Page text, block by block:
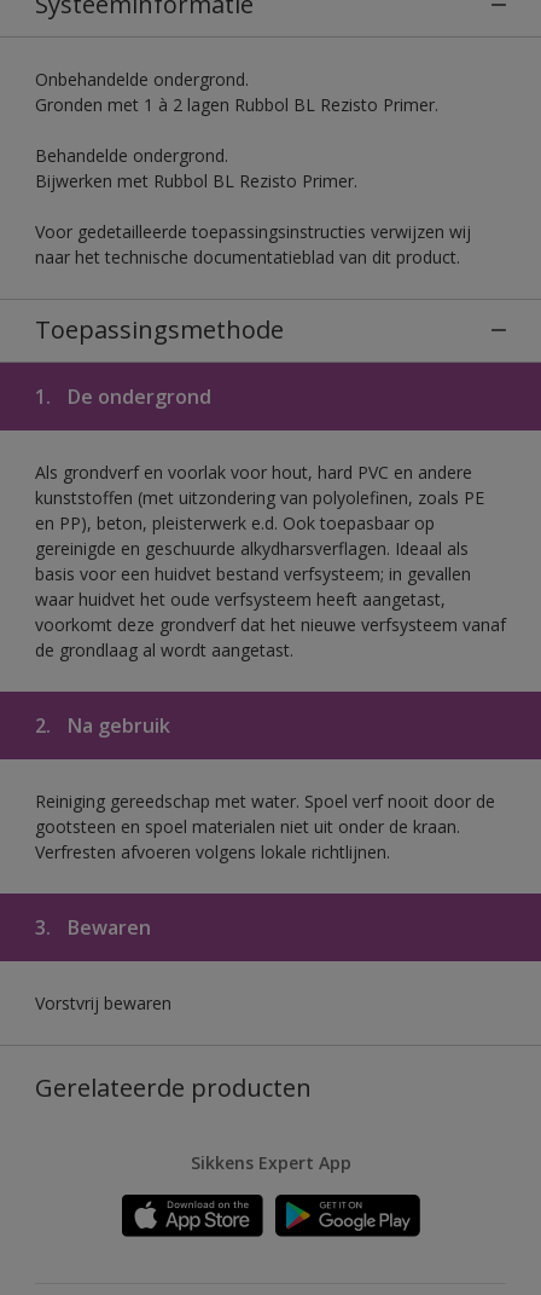
Onbehandelde ondergrond.
Gronden met 1 à 2 lagen Rubbol BL Rezisto Primer.
Behandelde ondergrond.
Bijwerken met Rubbol BL Rezisto Primer.
Voor gedetailleerde toepassingsinstructies verwijzen wij
naar het technische documentatieblad van dit product.
Toepassingsmethode
1. De ondergrond
Als grondverf en voorlak voor hout, hard PVC en andere
kunststoffen (met uitzondering van polyolefinen, zoals PE
en PP), beton, pleisterwerk e.d. Ook toepasbaar op
gereinigde en geschuurde alkydharsverflagen. Ideaal als
basis voor een huidvet bestand verfsysteem; in gevallen
waar huidvet het oude verfsysteem heeft aangetast,
voorkomt deze grondverf dat het nieuwe verfsysteem vanaf
de grondlaag al wordt aangetast.
2. Na gebruik
Reiniging gereedschap met water. Spoel verf nooit door de
gootsteen en spoel materialen niet uit onder de kraan.
Verfresten afvoeren volgens lokale richtlijnen.
3. Bewaren
Vorstvrij bewaren
Gerelateerde producten
Sikkens Expert App